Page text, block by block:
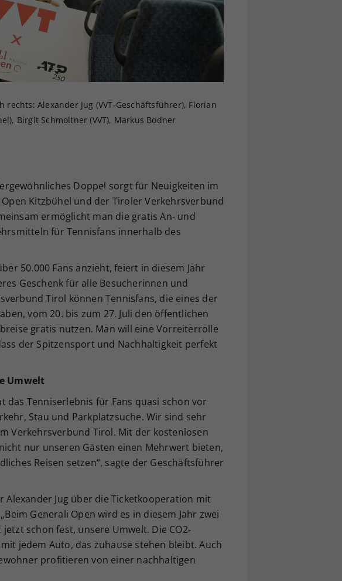
Alexander Jug (VVT-Geschäftsführer), Florian
Birgit Schmoltner (VVT), Markus Bodner
Doppel sorgt für Neuigkeiten im
Kitzbühel und der Tiroler Verkehrsverbund
ermöglicht man die gratis An- und
für Tennisfans innerhalb des
50.000 Fans anzieht, feiert in diesem Jahr
Geschenk für alle Besucherinnen und
Tirol können Tennisfans, die eines der
vom 20. bis zum 27. Juli den öffentlichen
gratis nutzen. Man will eine Vorreiterrolle
der Spitzensport und Nachhaltigkeit perfekt
Umwelt
das Tenniserlebnis für Fans quasi schon vor
Stau und Parkplatzsuche. Wir sind sehr
Verkehrsverbund Tirol. Mit der kostenlosen
nur unseren Gästen einen Mehrwert bieten,
Reisen setzen“, sagte der Geschäftsführer
Alexander Jug über die Ticketkooperation mit
Generali Open wird es in diesem Jahr zwei
schon fest, unsere Umwelt. Die CO2-
jedem Auto, das zuhause stehen bleibt. Auch
profitieren von einer nachhaltigen
Ihrer vorgenommen Einstellungen, falls der
Webseiten-Betreiber dies eingestellt hat.